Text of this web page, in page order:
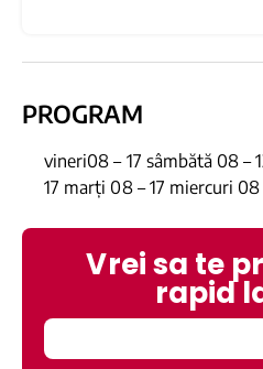
PROGRAM
vineri08 – 17 sâmbătă 08 –
17 marți 08 – 17 miercuri 08
Vrei sa te
rapid